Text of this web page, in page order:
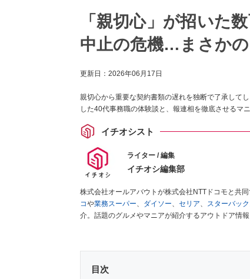
「親切心」が招いた
中止の危機…まさか
更新日： 2026年06月17日
親切心から重要な契約書類の遅れを独断で了承して
した40代事務職の体験談と、報連相を徹底させるマ
イチオシスト
ライター / 編集
イチオシ編集部
株式会社オールアバウトが株式会社NTTドコモと共
コや業務スーパー、 ダイソー、 セリア、 スターバッ
介。話題のグルメやマニアが紹介するアウトドア情
目次